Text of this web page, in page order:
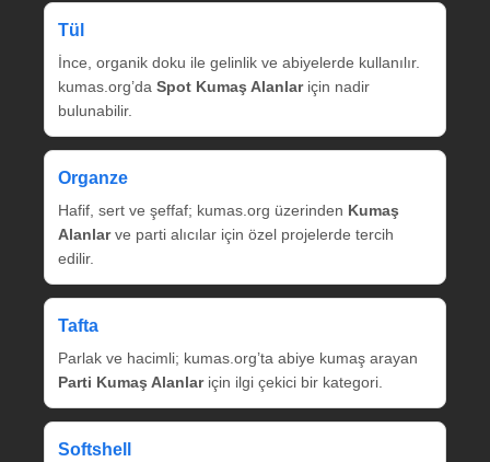
Tül
İnce, organik doku ile gelinlik ve abiyelerde kullanılır.
kumas.org’da Spot Kumaş Alanlariçin nadir
bulunabilir.
Organze
Hafif, sert ve şeffaf; kumas.org üzerinden Kumaş
Alanlarve parti alıcılar için özel projelerde tercih
edilir.
Tafta
Parlak ve hacimli; kumas.org’ta abiye kumaş arayan
Parti Kumaş Alanlariçin ilgi çekici bir kategori.
Softshell